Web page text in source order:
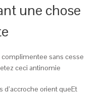
une chose
complimentee sans cesse
ceci antinomie
d’accroche orient queEt